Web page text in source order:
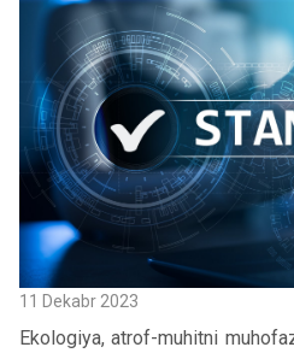
11 Dekabr 2023
Ekologiya, atrof-muhitni